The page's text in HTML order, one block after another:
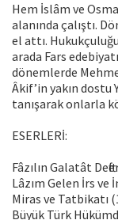
Hem İslâm ve
alanında çalıştı.
el attı.
arada Fars
dönemlerde
Âkif’in yakın dostu
tanışarak onlarla
ESERLERİ:
Fâzılın Galatât
Lâzım Gelen İrs ve
Miras ve Tatbikatı
Büyük Türk